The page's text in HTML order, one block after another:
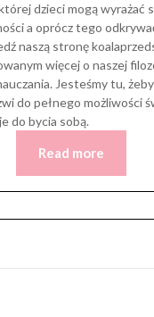
dzieci mogą wyrażać
a oprócz tego
naszą stronę
więcej o naszej
Jesteśmy tu,
do pełnego możliwości
do bycia sobą.
Read more